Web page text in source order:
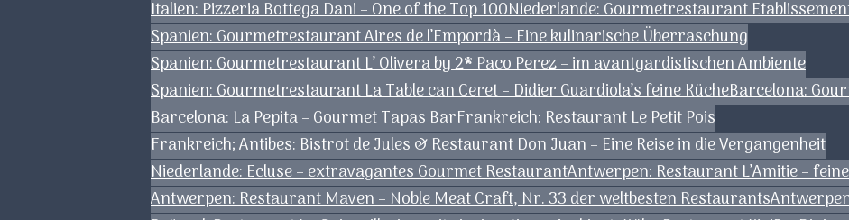
Italien: Pizzeria Bottega Dani – One of the Top 100Niederlande: Gourmetrestaurant
Spanien: Gourmetrestaurant Aires de l’Empordà – Eine kulinarische Überraschung
Spanien: Gourmetrestaurant L’ Olivera by 2* Paco Perez – im avantgardistischen Ambiente
Spanien: Gourmetrestaurant La Table can Ceret – Didier Guardiola’s feine KücheBarcelona:
Barcelona: La Pepita – Gourmet Tapas BarFrankreich: Restaurant Le Petit Pois
Frankreich; Antibes: Bistrot de Jules & Restaurant Don Juan – Eine Reise in die Vergangenheit
Niederlande: Ecluse – extravagantes Gourmet RestaurantAntwerpen: Restaurant L’Amitie –
Antwerpen: Restaurant Maven – Noble Meat Craft, Nr. 33 der weltbesten Restaurants